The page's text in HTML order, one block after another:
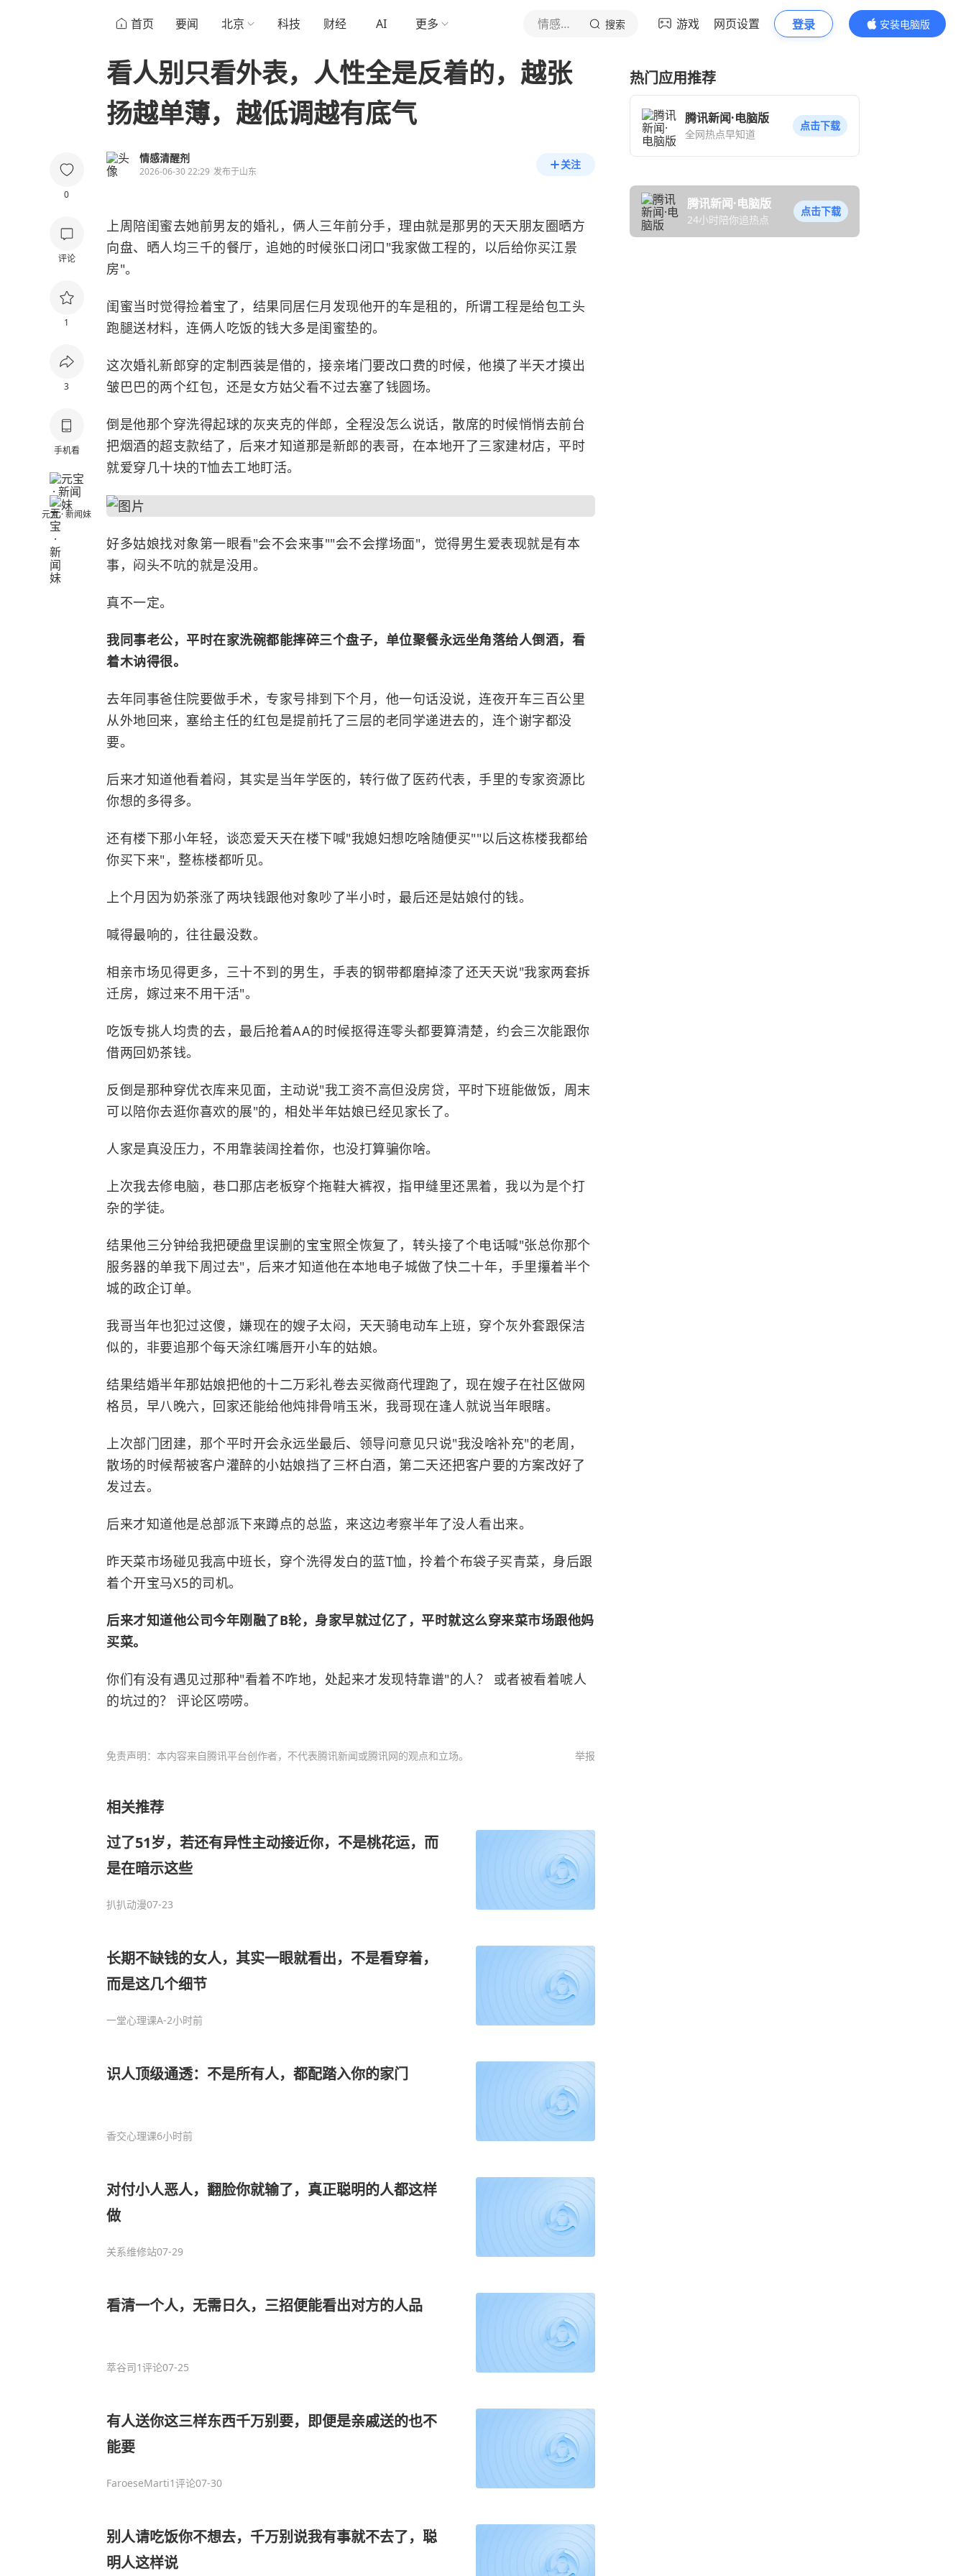
首页 要闻 北京 科技 财经 AI 更多 情感清醒剂 搜索 游戏 网页设置 登录
安装电脑版
内容更精彩
0
评论
1
3
手机看
元宝 · 新闻妹
看人别只看外表，人性全是反着的，越张
扬越单薄，越低调越有底气
情感清醒剂
2026-06-30 22:29 发布于山东
关注
上周陪闺蜜去她前男友的婚礼，俩人三年前分手，理由就是那男的天天朋友圈晒方
向盘、晒人均三千的餐厅，追她的时候张口闭口"我家做工程的，以后给你买江景
房"。
闺蜜当时觉得捡着宝了，结果同居仨月发现他开的车是租的，所谓工程是给包工头
跑腿送材料，连俩人吃饭的钱大多是闺蜜垫的。
这次婚礼新郎穿的定制西装是借的，接亲堵门要改口费的时候，他摸了半天才摸出
皱巴巴的两个红包，还是女方姑父看不过去塞了钱圆场。
倒是他那个穿洗得起球的灰夹克的伴郎，全程没怎么说话，散席的时候悄悄去前台
把烟酒的超支款结了，后来才知道那是新郎的表哥，在本地开了三家建材店，平时
就爱穿几十块的T恤去工地盯活。
好多姑娘找对象第一眼看"会不会来事""会不会撑场面"，觉得男生爱表现就是有本
事，闷头不吭的就是没用。
真不一定。
我同事老公，平时在家洗碗都能摔碎三个盘子，单位聚餐永远坐角落给人倒酒，看
着木讷得很。
去年同事爸住院要做手术，专家号排到下个月，他一句话没说，连夜开车三百公里
从外地回来，塞给主任的红包是提前托了三层的老同学递进去的，连个谢字都没
要。
后来才知道他看着闷，其实是当年学医的，转行做了医药代表，手里的专家资源比
你想的多得多。
还有楼下那小年轻，谈恋爱天天在楼下喊"我媳妇想吃啥随便买""以后这栋楼我都给
你买下来"，整栋楼都听见。
上个月因为奶茶涨了两块钱跟他对象吵了半小时，最后还是姑娘付的钱。
喊得最响的，往往最没数。
相亲市场见得更多，三十不到的男生，手表的钢带都磨掉漆了还天天说"我家两套拆
迁房，嫁过来不用干活"。
吃饭专挑人均贵的去，最后抢着AA的时候抠得连零头都要算清楚，约会三次能跟你
借两回奶茶钱。
反倒是那种穿优衣库来见面，主动说"我工资不高但没房贷，平时下班能做饭，周末
可以陪你去逛你喜欢的展"的，相处半年姑娘已经见家长了。
人家是真没压力，不用靠装阔拴着你，也没打算骗你啥。
上次我去修电脑，巷口那店老板穿个拖鞋大裤衩，指甲缝里还黑着，我以为是个打
杂的学徒。
结果他三分钟给我把硬盘里误删的宝宝照全恢复了，转头接了个电话喊"张总你那个
服务器的单我下周过去"，后来才知道他在本地电子城做了快二十年，手里攥着半个
城的政企订单。
我哥当年也犯过这傻，嫌现在的嫂子太闷，天天骑电动车上班，穿个灰外套跟保洁
似的，非要追那个每天涂红嘴唇开小车的姑娘。
结果结婚半年那姑娘把他的十二万彩礼卷去买微商代理跑了，现在嫂子在社区做网
格员，早八晚六，回家还能给他炖排骨啃玉米，我哥现在逢人就说当年眼瞎。
上次部门团建，那个平时开会永远坐最后、领导问意见只说"我没啥补充"的老周，
散场的时候帮被客户灌醉的小姑娘挡了三杯白酒，第二天还把客户要的方案改好了
发过去。
后来才知道他是总部派下来蹲点的总监，来这边考察半年了没人看出来。
昨天菜市场碰见我高中班长，穿个洗得发白的蓝T恤，拎着个布袋子买青菜，身后跟
着个开宝马X5的司机。
后来才知道他公司今年刚融了B轮，身家早就过亿了，平时就这么穿来菜市场跟他妈
买菜。
你们有没有遇见过那种"看着不咋地，处起来才发现特靠谱"的人？ 或者被看着唬人
的坑过的？ 评论区唠唠。
免责声明：本内容来自腾讯平台创作者，不代表腾讯新闻或腾讯网的观点和立场。 举报
相关推荐
过了51岁，若还有异性主动接近你，不是桃花运，而
是在暗示这些
扒扒动漫07-23
长期不缺钱的女人，其实一眼就看出，不是看穿着，
而是这几个细节
一堂心理课A-2小时前
识人顶级通透：不是所有人，都配踏入你的家门
香交心理课6小时前
对付小人恶人，翻脸你就输了，真正聪明的人都这样
做
关系维修站07-29
看清一个人，无需日久，三招便能看出对方的人品
萃谷司1评论07-25
有人送你这三样东西千万别要，即便是亲戚送的也不
能要
FaroeseMarti1评论07-30
别人请吃饭你不想去，千万别说我有事就不去了，聪
明人这样说
热门应用推荐
腾讯新闻·电脑版
全网热点早知道
点击下载
腾讯新闻·电脑版
24小时陪你追热点
点击下载